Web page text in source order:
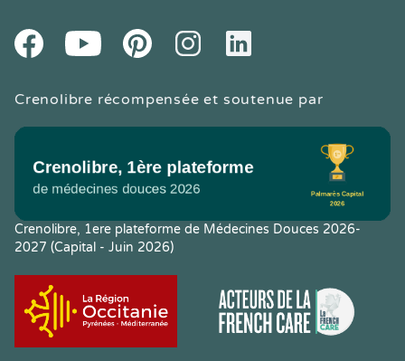
FacebookYoutube PinteresetInstagramLinkedIn
Crenolibre récompensée et soutenue par
Crenolibre, 1ere plateforme de Médecines Douces 2026-
2027 (Capital - Juin 2026)